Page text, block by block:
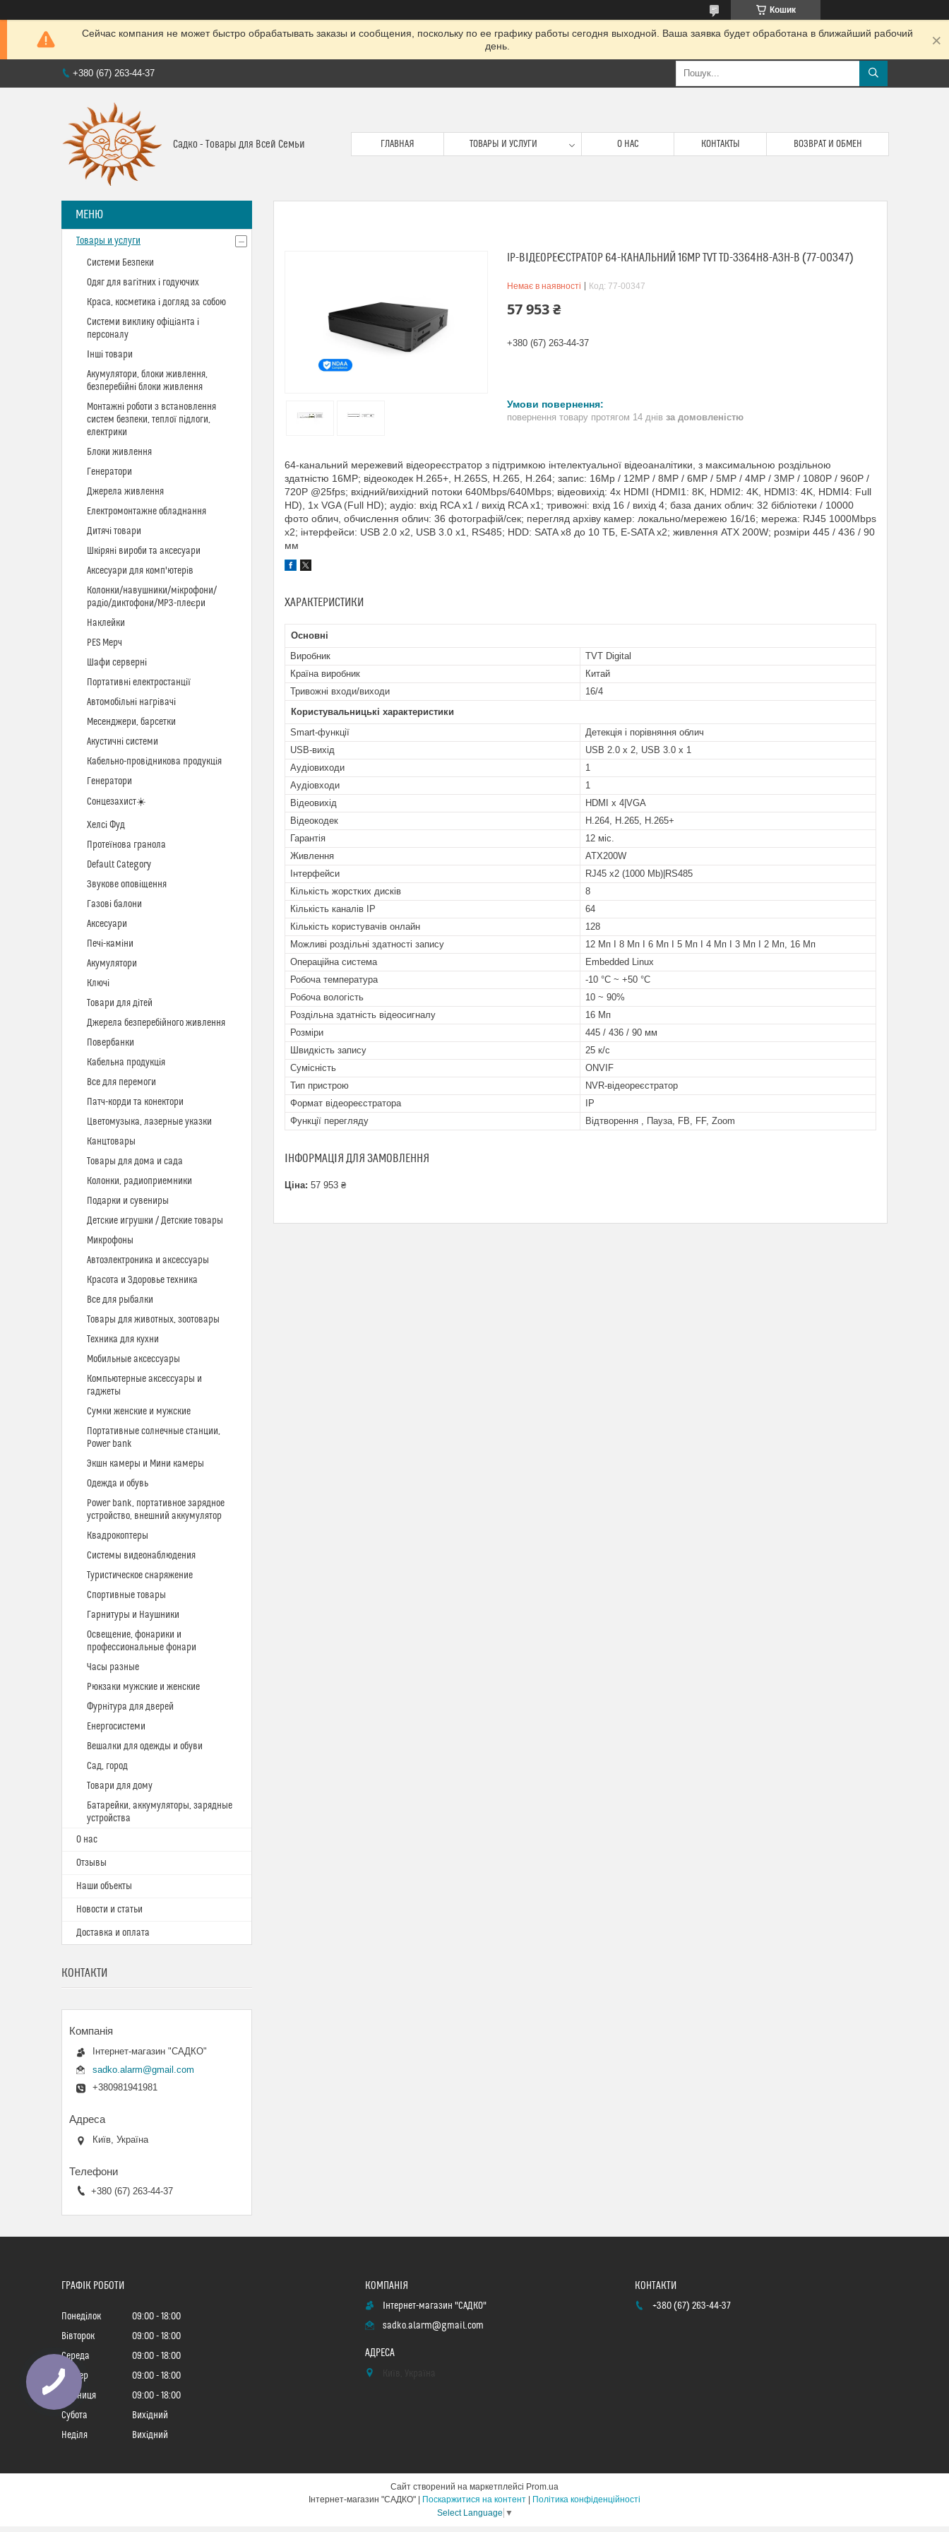
Кошик
Сейчас компания не может быстро обрабатывать заказы и сообщения, поскольку по ее графику работы сегодня выходной. Ваша заявка будет обработана в ближайший рабочий
день.
+380 (67) 263-44-37
Садко - Товары для Всей Семьи ГЛАВНАЯ ТОВАРЫ И УСЛУГИ О НАС КОНТАКТЫ ВОЗВРАТ И ОБМЕН
IP-ВІДЕОРЕЄСТРАТОР 64-КАНАЛЬНИЙ 16MP TVT TD-3364H8-A3H-B (77-00347)
Немає в наявності Код: 77-00347
57 953 ₴
+380 (67) 263-44-37
повернення товару протягом 14 днів за домовленістю
64-канальний мережевий відеореєстратор з підтримкою інтелектуальної відеоаналітики, з максимальною роздільною
здатністю 16MP; відеокодек H.265+, H.265S, H.265, H.264; запис: 16Mp / 12MP / 8MP / 6MP / 5MP / 4MP / 3MP / 1080P / 960P /
720P @25fps; вхідний/вихідний потоки 640Mbps/640Mbps; відеовихід: 4x HDMI (HDMI1: 8K, HDMI2: 4K, HDMI3: 4K, HDMI4: Full
HD), 1x VGA (Full HD); аудіо: вхід RCA x1 / вихід RCA x1; тривожні: вхід 16 / вихід 4; база даних облич: 32 бібліотеки / 10000
фото облич, обчислення облич: 36 фотографій/сек; перегляд архіву камер: локально/мережею 16/16; мережа: RJ45 1000Mbps
x2; інтерфейси: USB 2.0 x2, USB 3.0 x1, RS485; HDD: SATA x8 до 10 ТБ, E-SATA x2; живлення ATX 200W; розміри 445 / 436 / 90
мм
ХАРАКТЕРИСТИКИ
Основні
Виробник
TVT Digital
Країна виробник
Китай
Тривожні входи/виходи
16/4
Користувальницькі характеристики
Smart-функції
Детекція і порівняння облич
USB-вихід
USB 2.0 x 2, USB 3.0 x 1
Аудіовиходи
1
Аудіовходи
1
Відеовихід
HDMI x 4|VGA
Відеокодек
H.264, H.265, H.265+
Гарантія
12 міс.
Живлення
ATX200W
Інтерфейси
RJ45 x2 (1000 Mb)|RS485
Кількість жорстких дисків
8
Кількість каналів IP
64
Кількість користувачів онлайн
128
Можливі роздільні здатності запису
12 Мп І 8 Мп І 6 Мп І 5 Мп І 4 Мп І 3 Мп І 2 Мп, 16 Мп
Операційна система
Embedded Linux
Робоча температура
-10 °C ~ +50 °C
Робоча вологість
10 ~ 90%
Роздільна здатність відеосигналу
16 Мп
Розміри
445 / 436 / 90 мм
Швидкість запису
25 к/с
Сумісність
ONVIF
Тип пристрою
NVR-відеореєстратор
Формат відеореєстратора
IP
Функції перегляду
Відтворення , Пауза, FB, FF, Zoom
ІНФОРМАЦІЯ ДЛЯ ЗАМОВЛЕННЯ
Ціна: 57 953 ₴
Товары и услуги
Системи Безпеки
Одяг для вагітних і годуючих
Краса, косметика і догляд за собою
Системи виклику офіціанта і
персоналу
Інші товари
Акумулятори, блоки живлення,
безперебійні блоки живлення
Монтажні роботи з встановлення
систем безпеки, теплої підлоги,
електрики
Блоки живлення
Генератори
Джерела живлення
Електромонтажне обладнання
Дитячі товари
Шкіряні вироби та аксесуари
Аксесуари для комп'ютерів
Колонки/навушники/мікрофони/
радіо/диктофони/MP3-плеєри
Наклейки
PES Мерч
Шафи серверні
Портативні електростанції
Автомобільні нагрівачі
Месенджери, барсетки
Акустичні системи
Кабельно-провідникова продукція
Генератори
Сонцезахист☀️
Хелсі Фуд
Протеїнова гранола
Default Category
Звукове оповіщення
Газові балони
Аксесуари
Печі-каміни
Акумулятори
Ключі
Товари для дітей
Джерела безперебійного живлення
Повербанки
Кабельна продукція
Все для перемоги
Патч-корди та конектори
Цветомузыка, лазерные указки
Канцтовары
Товары для дома и сада
Колонки, радиоприемники
Подарки и сувениры
Детские игрушки / Детские товары
Микрофоны
Автоэлектроника и аксессуары
Красота и Здоровье техника
Все для рыбалки
Товары для животных, зоотовары
Техника для кухни
Мобильные аксессуары
Компьютерные аксессуары и
гаджеты
Сумки женские и мужские
Портативные солнечные станции,
Power bank
Экшн камеры и Мини камеры
Одежда и обувь
Power bank, портативное зарядное
устройство, внешний аккумулятор
Квадрокоптеры
Системы видеонаблюдения
Туристическое снаряжение
Спортивные товары
Гарнитуры и Наушники
Освещение, фонарики и
профессиональные фонари
Часы разные
Рюкзаки мужские и женские
Фурнітура для дверей
Енергосистеми
Вешалки для одежды и обуви
Сад, город
Товари для дому
Батарейки, аккумуляторы, зарядные
устройства
О нас
Отзывы
Наши объекты
Новости и статьи
Доставка и оплата
КОНТАКТИ
Інтернет-магазин "САДКО"
sadko.alarm@gmail.com
+380981941981
Київ, Україна
+380 (67) 263-44-37
ГРАФІК РОБОТИ
Понеділок 09:00
18:00
Вівторок
09:00
18:00
Середа
09:00
18:00
Четвер
09:00
18:00
Пʼятниця
09:00
18:00
Субота
Вихідний
Неділя
Вихідний
Інтернет-магазин "САДКО"
sadko.alarm@gmail.com
+380 (67) 263-44-37
Сайт створений на маркетплейсі Prom.ua
Поскаржитися на контент
Політика конфіденційності
Select Language ▼